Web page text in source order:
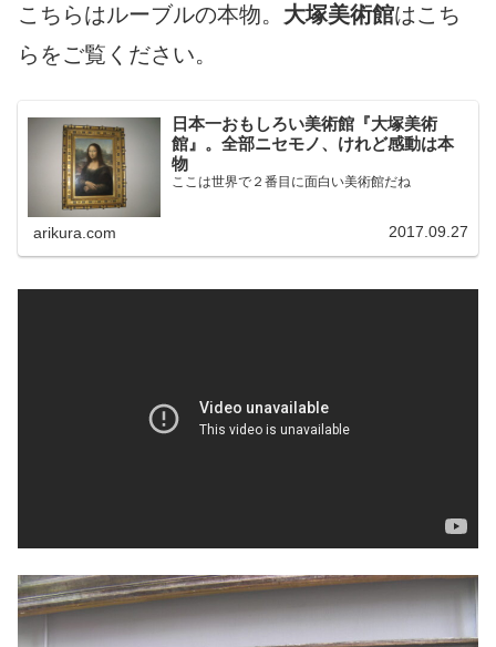
こちらはルーブルの本物。 大塚美術館はこち
らをご覧ください。
日本一おもしろい美術館『大塚美術
館』。全部ニセモノ、けれど感動は本
物
ここは世界で２番目に面白い美術館だね
arikura.com 2017.09.27